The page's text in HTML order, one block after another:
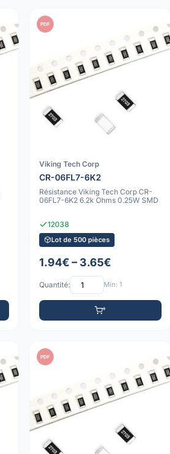
PDF
Viking Tech Corp
CR-06FL7-6K2
Résistance Viking Tech Corp CR-
06FL7-6K2 6.2k Ohms 0.25W SMD
12038
Lot de 500 pièces
1.94€ – 3.65€
Quantité: Min: 1
PDF